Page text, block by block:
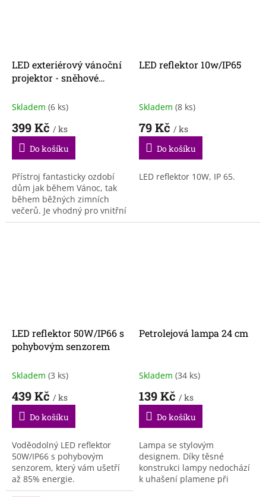
LED exteriérový vánoční
projektor - sněhové
Skladem (6 ks)
399 Kč / ks
Do košíku
Přístroj fantasticky ozdobí
dům jak během Vánoc, tak
během běžných zimních
večerů. Je vhodný pro vnitřní
i vnější použití. Každému
LED reflektor 10w/IP65
Skladem (8 ks)
79 Kč / ks
Do košíku
LED reflektor 10W, IP 65.
LED reflektor 50W/IP66 s
pohybovým senzorem
Skladem (3 ks)
439 Kč / ks
Do košíku
Voděodolný LED reflektor
50W/IP66 s pohybovým
senzorem, který vám ušetří
až 85% energie.
Petrolejová lampa 24 cm
Skladem (34 ks)
139 Kč / ks
Do košíku
Lampa se stylovým
designem. Díky těsné
konstrukci lampy nedochází
k uhašení plamene při